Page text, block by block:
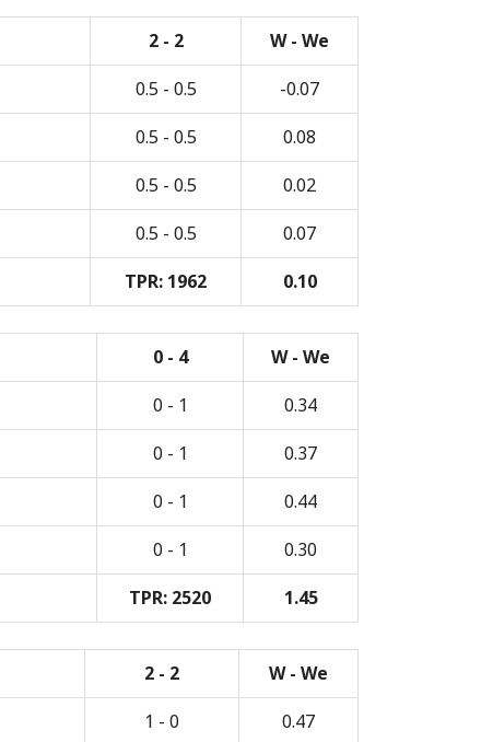
2 - 2
W - We
0.5 - 0.5
-0.07
0.5 - 0.5
0.08
0.5 - 0.5
0.02
0.5 - 0.5
0.07
TPR: 1962 0.10
0 - 4
W - We
0 - 1
0.34
0 - 1
0.37
0 - 1
0.44
0 - 1
0.30
TPR: 2520 1.45
2 - 2
W - We
1 - 0 0.47